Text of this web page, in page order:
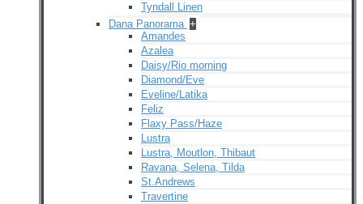
Tyndall Linen
Dana Panorama +
Amandes
Azalea
Daisy/Rio morning
Diamond/Eve
Eveline/Latika
Feliz
Flaxy Pass/Haze
Lustra
Lustra, Moutlon, Thibaut
Ravana, Selena, Tilda
St.Andrews
Travertine